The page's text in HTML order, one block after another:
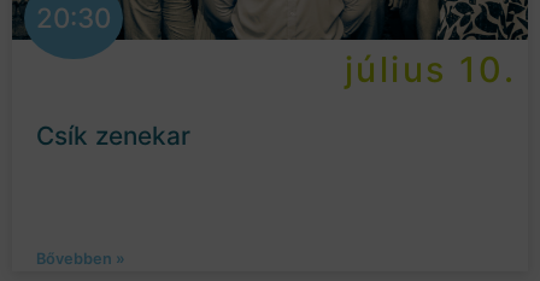
20:30
július 10.
Csík zenekar
Bővebben »